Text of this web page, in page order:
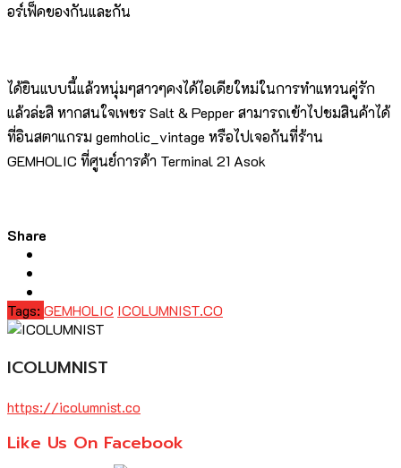
อร์เฟ็คของกันและกัน
ได้ยินแบบนี้แล้วหนุ่มๆสาวๆคงได้ไอเดียใหม่ในการทำแหวนคู่รัก
แล้วล่ะสิ หากสนใจเพชร Salt & Pepper สามารถเข้าไปชมสินค้าได้
ที่อินสตาแกรม gemholic_vintage หรือไปเจอกันที่ร้าน
GEMHOLIC ที่ศูนย์การค้า Terminal 21 Asok
Share
Tags: GEMHOLIC ICOLUMNIST.CO
ICOLUMNIST
https://icolumnist.co
Like Us On Facebook